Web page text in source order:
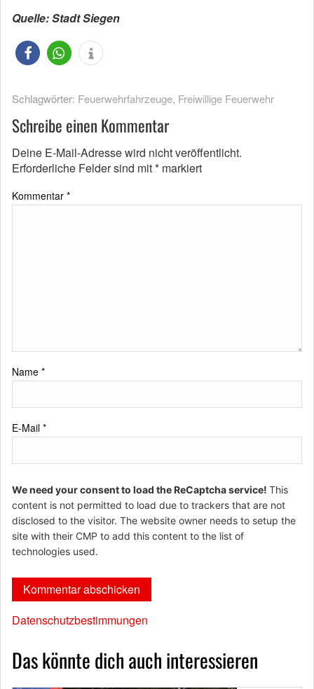
Quelle: Stadt Siegen
Schlagwörter: Feuerwehrfahrzeuge, Freiwillige Feuerwehr
Schreibe einen Kommentar
Deine E-Mail-Adresse wird nicht veröffentlicht.
Erforderliche Felder sind mit* markiert
Kommentar *
Name *
E-Mail *
We need your consent to load the ReCaptcha service! This
content is not permitted to load due to trackers that are not
disclosed to the visitor. The website owner needs to setup the
site with their CMP to add this content to the list of
technologies used.
Datenschutzbestimmungen
Das könnte dich auch interessieren